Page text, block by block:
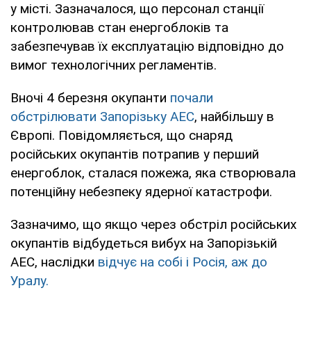
у місті. Зазначалося, що персонал станції
контролював стан енергоблоків та
забезпечував їх експлуатацію відповідно до
вимог технологічних регламентів.
Вночі 4 березня окупанти почали
обстрілювати Запорізьку АЕС, найбільшу в
Європі. Повідомляється, що снаряд
російських окупантів потрапив у перший
енергоблок, сталася пожежа, яка створювала
потенційну небезпеку ядерної катастрофи.
Зазначимо, що якщо через обстріл російських
окупантів відбудеться вибух на Запорізькій
АЕС, наслідки відчує на собі і Росія, аж до
Уралу.